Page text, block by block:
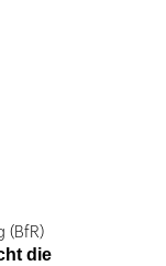
(BfR)
die